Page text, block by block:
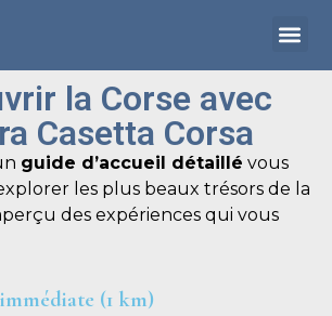
la Corse avec
Casetta Corsa
guide d’accueil détaillé vous
les plus beaux trésors de la
des expériences qui vous
(1 km)